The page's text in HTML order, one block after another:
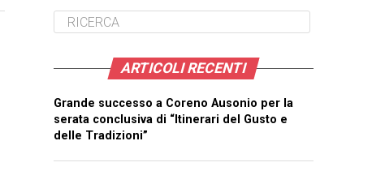
ARTICOLI RECENTI
Grande successo a Coreno Ausonio per la
serata conclusiva di “Itinerari del Gusto e
delle Tradizioni”